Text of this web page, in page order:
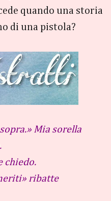
quando una storia
di una pistola?
Mia sorella
chiedo.
ribatte